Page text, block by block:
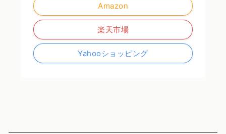
Amazon
楽天市場
Yahooショッピング